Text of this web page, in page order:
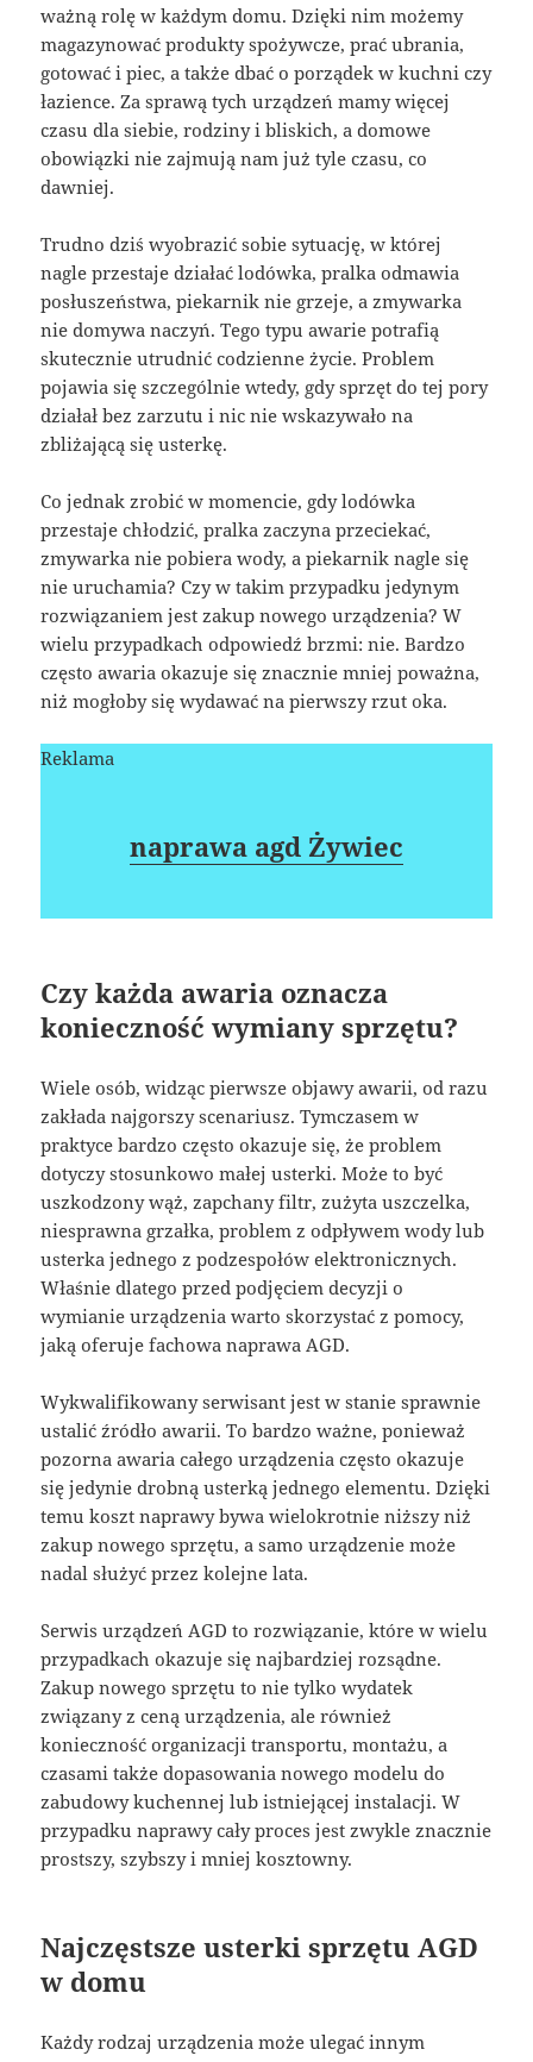
ważną rolę w każdym domu. Dzięki nim możemy
magazynować produkty spożywcze, prać ubrania,
gotować i piec, a także dbać o porządek w kuchni czy
łazience. Za sprawą tych urządzeń mamy więcej
czasu dla siebie, rodziny i bliskich, a domowe
obowiązki nie zajmują nam już tyle czasu, co
dawniej.
Trudno dziś wyobrazić sobie sytuację, w której
nagle przestaje działać lodówka, pralka odmawia
posłuszeństwa, piekarnik nie grzeje, a zmywarka
nie domywa naczyń. Tego typu awarie potrafią
skutecznie utrudnić codzienne życie. Problem
pojawia się szczególnie wtedy, gdy sprzęt do tej pory
działał bez zarzutu i nic nie wskazywało na
zbliżającą się usterkę.
Co jednak zrobić w momencie, gdy lodówka
przestaje chłodzić, pralka zaczyna przeciekać,
zmywarka nie pobiera wody, a piekarnik nagle się
nie uruchamia? Czy w takim przypadku jedynym
rozwiązaniem jest zakup nowego urządzenia? W
wielu przypadkach odpowiedź brzmi: nie. Bardzo
często awaria okazuje się znacznie mniej poważna,
niż mogłoby się wydawać na pierwszy rzut oka.
Reklama
naprawa agd Żywiec
Czy każda awaria oznacza
konieczność wymiany sprzętu?
Wiele osób, widząc pierwsze objawy awarii, od razu
zakłada najgorszy scenariusz. Tymczasem w
praktyce bardzo często okazuje się, że problem
dotyczy stosunkowo małej usterki. Może to być
uszkodzony wąż, zapchany filtr, zużyta uszczelka,
niesprawna grzałka, problem z odpływem wody lub
usterka jednego z podzespołów elektronicznych.
Właśnie dlatego przed podjęciem decyzji o
wymianie urządzenia warto skorzystać z pomocy,
jaką oferuje fachowa naprawa AGD.
Wykwalifikowany serwisant jest w stanie sprawnie
ustalić źródło awarii. To bardzo ważne, ponieważ
pozorna awaria całego urządzenia często okazuje
się jedynie drobną usterką jednego elementu. Dzięki
temu koszt naprawy bywa wielokrotnie niższy niż
zakup nowego sprzętu, a samo urządzenie może
nadal służyć przez kolejne lata.
Serwis urządzeń AGD to rozwiązanie, które w wielu
przypadkach okazuje się najbardziej rozsądne.
Zakup nowego sprzętu to nie tylko wydatek
związany z ceną urządzenia, ale również
konieczność organizacji transportu, montażu, a
czasami także dopasowania nowego modelu do
zabudowy kuchennej lub istniejącej instalacji. W
przypadku naprawy cały proces jest zwykle znacznie
prostszy, szybszy i mniej kosztowny.
Najczęstsze usterki sprzętu AGD
w domu
Każdy rodzaj urządzenia może ulegać innym